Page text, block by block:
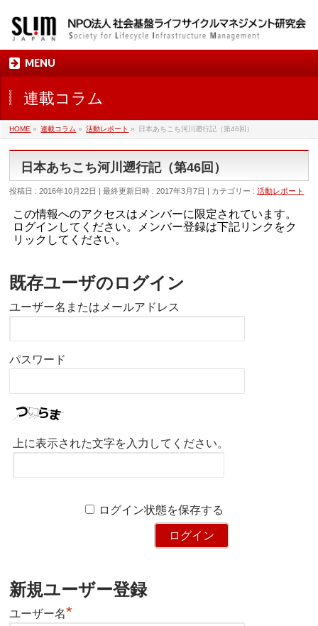
MENU
連載コラム
HOME » 連載コラム » 活動レポート » 日本あちこち河川遡行記（第46回）
日本あちこち河川遡行記（第46回）
投稿日 : 2016年10月22日 最終更新日時 : 2017年3月7日 カテゴリー :活動レポート
この情報へのアクセスはメンバーに限定されています。
ログインしてください。メンバー登録は下記リンクをク
リックしてください。
既存ユーザのログイン
ユーザー名またはメールアドレス
パスワード
上に表示された文字を入力してください。
ログイン状態を保存する
新規ユーザー登録
ユーザー名*